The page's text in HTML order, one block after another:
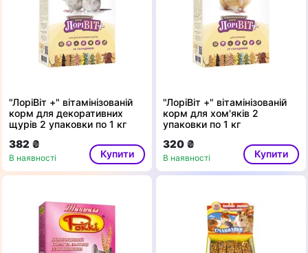
"ЛоріВіт +" вітамінізованій
корм для декоративних
щурів 2 упаковки по 1 кг
382 ₴
В наявності Купити
"ЛоріВіт +" вітамінізованій
корм для хом'яків 2
упаковки по 1 кг
320 ₴
В наявності Купити